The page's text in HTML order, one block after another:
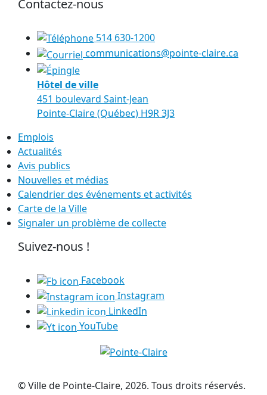
Emplois
Actualités
Avis publics
Nouvelles et médias
Calendrier des événements et activités
Carte de la Ville
Signaler un problème de collecte
Contactez-nous
514 630-1200
communications@pointe-claire.ca
Hôtel de ville
451 boulevard Saint-Jean
Pointe-Claire (Québec) H9R 3J3
Suivez-nous !
Facebook
Instagram
LinkedIn
YouTube
© Ville de Pointe-Claire, 2026. Tous droits réservés.